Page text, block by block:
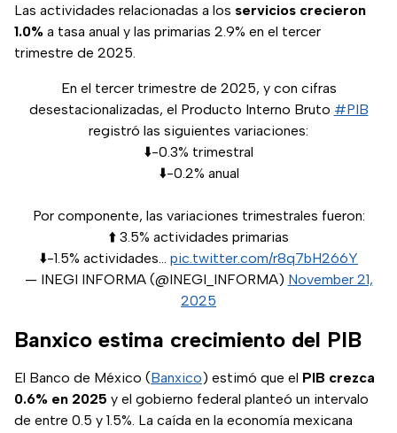
Las actividades relacionadas a los servicios crecieron
1.0% a tasa anual y las primarias 2.9% en el tercer
trimestre de 2025.
En el tercer trimestre de 2025, y con cifras
desestacionalizadas, el Producto Interno Bruto #PIB
registró las siguientes variaciones:
⬇️-0.3% trimestral
⬇️-0.2% anual
Por componente, las variaciones trimestrales fueron:
⬆️ 3.5% actividades primarias
⬇️-1.5% actividades… pic.twitter.com/r8q7bH266Y
— INEGI INFORMA (@INEGI_INFORMA) November 21,
2025
Banxico estima crecimiento del PIB
El Banco de México (Banxico) estimó que el PIB crezca
0.6% en 2025 y el gobierno federal planteó un intervalo
de entre 0.5 y 1.5%. La caída en la economía mexicana